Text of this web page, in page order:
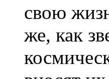
свою
же, как